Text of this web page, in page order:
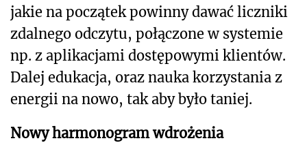
jakie na początek powinny dawać liczniki
zdalnego odczytu, połączone w systemie
np. z aplikacjami dostępowymi klientów.
Dalej edukacja, oraz nauka korzystania z
energii na nowo, tak aby było taniej.
Nowy harmonogram wdrożenia